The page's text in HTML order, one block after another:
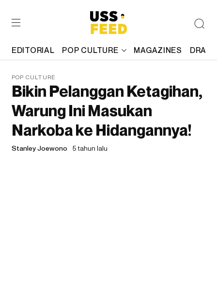
EDITORIAL POP CULTURE MAGAZINES
POP CULTURE
Bikin Pelanggan Ketagihan,
Warung Ini Masukan
Narkoba ke Hidangannya!
Stanley Joewono 5 tahun lalu